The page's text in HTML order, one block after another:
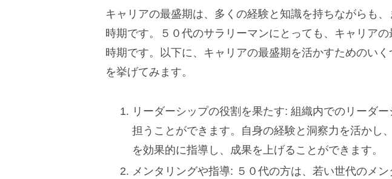
キャリアの最盛期は、多くの経験と知識を持ちながらも、
時期です。５０代のサラリーマンにとっても、キャリア
時期です。以下に、キャリアの最盛期を活かすためのいく
を挙げてみます。
リーダーシップの役割を果たす: 組織内でのリーダ
担うことができます。自身の経験と洞察力を活かし
を効果的に指導し、成果を上げることができます。
メンタリングや指導: ５０代の方は、若い世代のメ